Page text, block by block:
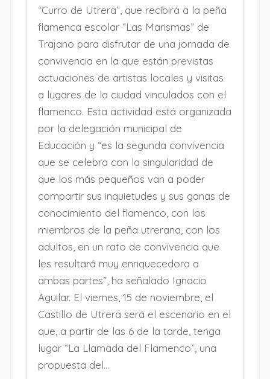
“Curro de Utrera”, que recibirá a la peña
flamenca escolar “Las Marismas” de
Trajano para disfrutar de una jornada de
convivencia en la que están previstas
actuaciones de artistas locales y visitas
a lugares de la ciudad vinculados con el
flamenco. Esta actividad está organizada
por la delegación municipal de
Educación y “es la segunda convivencia
que se celebra con la singularidad de
que los más pequeños van a poder
compartir sus inquietudes y sus ganas de
conocimiento del flamenco, con los
miembros de la peña utrerana, con los
adultos, en un rato de convivencia que
les resultará muy enriquecedora a
ambas partes”, ha señalado Ignacio
Aguilar. El viernes, 15 de noviembre, el
Castillo de Utrera será el escenario en el
que, a partir de las 6 de la tarde, tenga
lugar “La Llamada del Flamenco”, una
propuesta del...